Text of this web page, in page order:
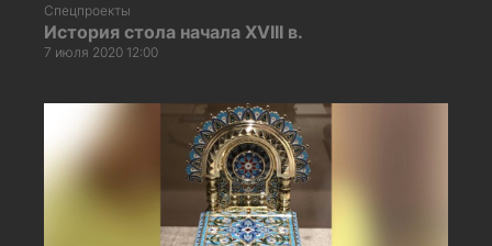
Спецпроекты
История стола начала XVIII в.
7 июля 2020 12:00